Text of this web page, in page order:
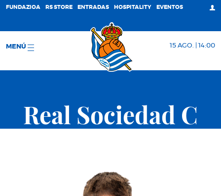
FUNDAZIOA RS STORE ENTRADAS HOSPITALITY EVENTOS
MENÚ 15 AGO. | 14:00
Real Sociedad C